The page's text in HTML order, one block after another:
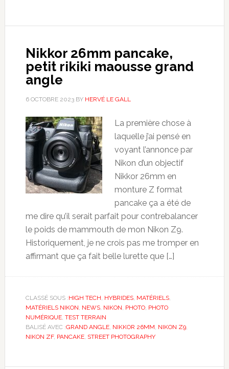
Nikkor 26mm pancake,
petit rikiki maousse grand
angle
6 OCTOBRE 2023BY HERVÉ LE GALL
La première chose à
laquelle j’ai pensé en
voyant l’annonce par
Nikon d’un objectif
Nikkor 26mm en
monture Z format
pancake ça a été de
me dire qu’il serait parfait pour contrebalancer
le poids de mammouth de mon Nikon Z9.
Historiquement, je ne crois pas me tromper en
affirmant que ça fait belle lurette que […]
CLASSÉ SOUS :HIGH TECH HYBRIDES, MATÉRIELS,
MATÉRIELS NIKON NEWS, NIKON PHOTO, PHOTO
NUMÉRIQUE, TEST TERRAIN
BALISÉ AVEC :GRAND ANGLE, NIKKOR 26MM NIKON Z9,
NIKON ZF, PANCAKE, STREET PHOTOGRAPHY